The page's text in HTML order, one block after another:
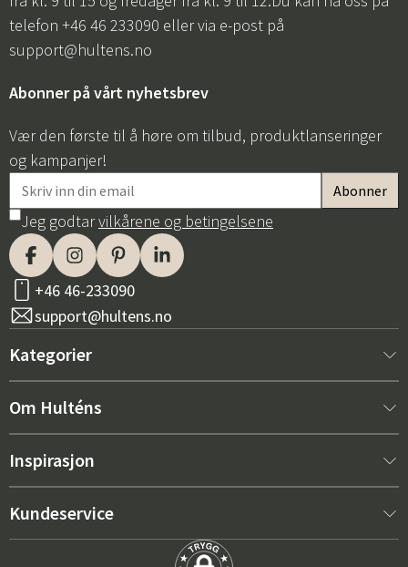
telefon +46 46 233090 eller via e-post på
support@hultens.no
Abonner på vårt nyhetsbrev
Vær den første til å høre om tilbud, produktlanseringer
og kampanjer!
Jeg godtarvilkårene og betingelsene
+46 46-233090
support@hultens.no
Kategorier
Nytt hos oss
Innredning
Om Hulténs
Om Hulténs
Salgsavdeling
Inspirasjon
Bestselger
Kundeservice